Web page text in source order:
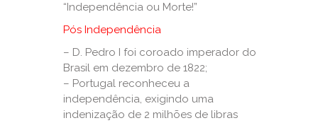
“Independência ou Morte!”
Pós Independência
– D. Pedro I foi coroado imperador do
Brasil em dezembro de 1822;
– Portugal reconheceu a
independência, exigindo uma
indenização de 2 milhões de libras